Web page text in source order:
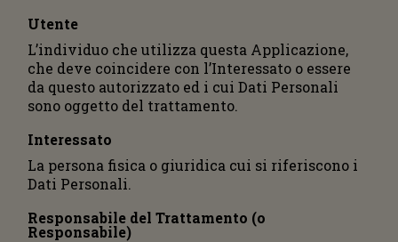
Utente
L’individuo che utilizza questa Applicazione,
che deve coincidere con l’Interessato o essere
da questo autorizzato ed i cui Dati Personali
sono oggetto del trattamento.
Interessato
La persona fisica o giuridica cui si riferiscono i
Dati Personali.
Responsabile del Trattamento (o
Responsabile)